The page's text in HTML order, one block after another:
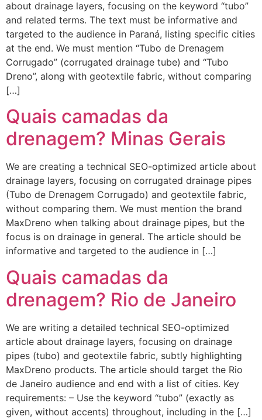
about drainage layers, focusing on the keyword “tubo”
and related terms. The text must be informative and
targeted to the audience in Paraná, listing specific cities
at the end. We must mention “Tubo de Drenagem
Corrugado” (corrugated drainage tube) and “Tubo
Dreno”, along with geotextile fabric, without comparing
[…]
Quais camadas da
drenagem? Minas Gerais
We are creating a technical SEO-optimized article about
drainage layers, focusing on corrugated drainage pipes
(Tubo de Drenagem Corrugado) and geotextile fabric,
without comparing them. We must mention the brand
MaxDreno when talking about drainage pipes, but the
focus is on drainage in general. The article should be
informative and targeted to the audience in […]
Quais camadas da
drenagem? Rio de Janeiro
We are writing a detailed technical SEO-optimized
article about drainage layers, focusing on drainage
pipes (tubo) and geotextile fabric, subtly highlighting
MaxDreno products. The article should target the Rio
de Janeiro audience and end with a list of cities. Key
requirements: – Use the keyword “tubo” (exactly as
given, without accents) throughout, including in the […]